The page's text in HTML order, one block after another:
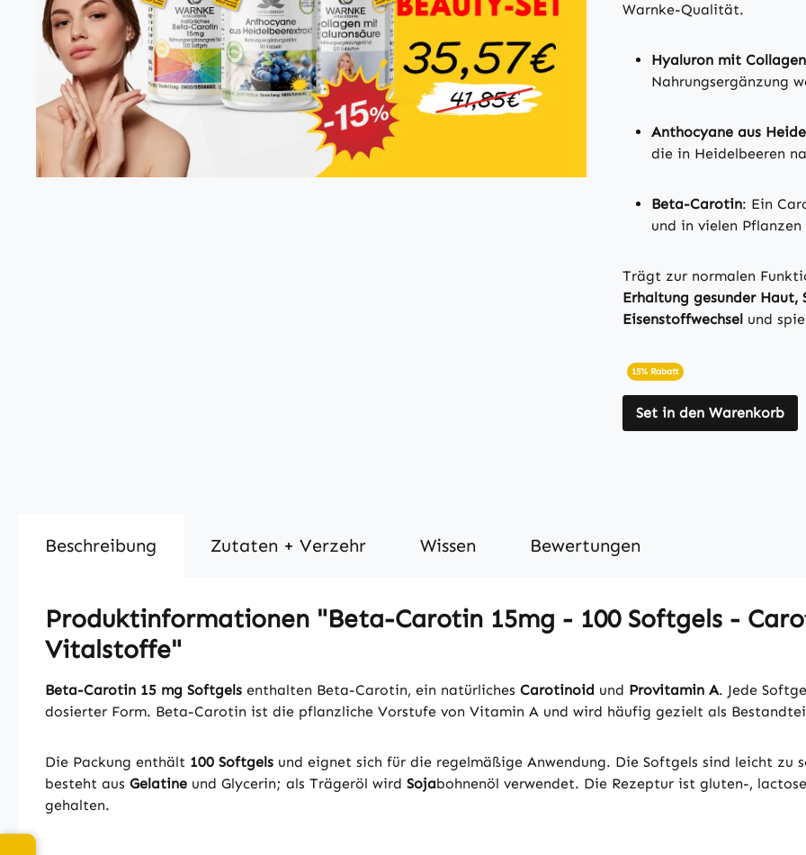
Warnke-Qualität.
Hyaluron mit Collagen
Nahrungsergänzung
Anthocyane aus
die in Heidelbeeren
Beta-Carotin: Ein
und in vielen
Trägt zur normalen
Erhaltung gesunder Haut,
Eisenstoffwechsel und
15% Rabatt
Set in den Warenkorb
Beschreibung Zutaten + Verzehr Wissen Bewertungen
Produktinformationen "Beta-Carotin 15mg - 100 Softgels -
Vitalstoffe"
Beta-Carotin 15 mg Softgels enthalten Beta-Carotin, ein natürliches Carotinoid und Provitamin A. Jede
dosierter Form. Beta-Carotin ist die pflanzliche Vorstufe von Vitamin A und wird häufig gezielt als
Die Packung enthält 100 Softgels und eignet sich für die regelmäßige Anwendung. Die Softgels sind leicht zu
besteht aus Gelatine und Glycerin; als Trägeröl wird Sojabohnenöl verwendet. Die Rezeptur ist gluten-,
gehalten.